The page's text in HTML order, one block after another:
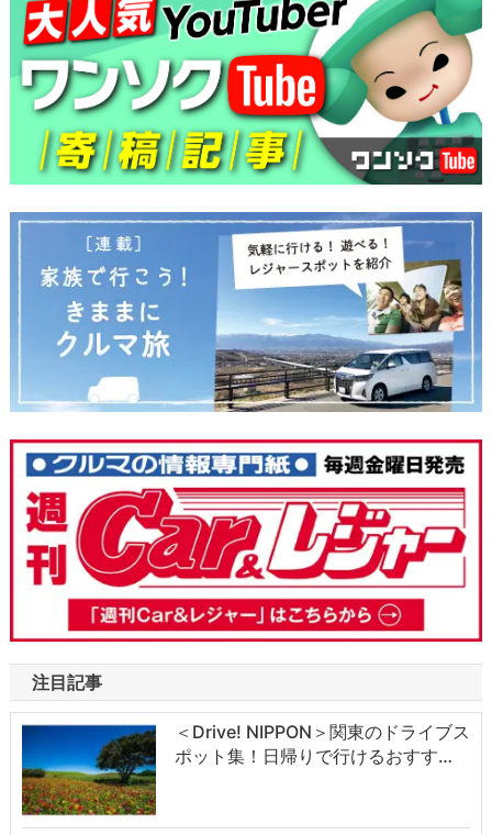
注目記事
＜Drive! NIPPON＞関東のドライブス
ポット集！日帰りで行けるおすす…